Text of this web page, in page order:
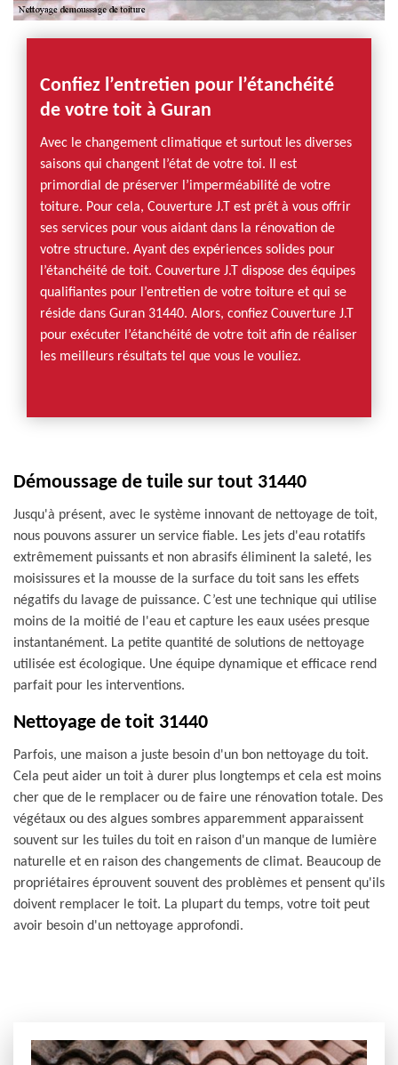
Confiez l’entretien pour l’étanchéité
de votre toit à Guran
Avec le changement climatique et surtout les diverses
saisons qui changent l’état de votre toi. Il est
primordial de préserver l’imperméabilité de votre
toiture. Pour cela, Couverture J.T est prêt à vous offrir
ses services pour vous aidant dans la rénovation de
votre structure. Ayant des expériences solides pour
l’étanchéité de toit. Couverture J.T dispose des équipes
qualifiantes pour l’entretien de votre toiture et qui se
réside dans Guran 31440. Alors, confiez Couverture J.T
pour exécuter l’étanchéité de votre toit afin de réaliser
les meilleurs résultats tel que vous le vouliez.
Démoussage de tuile sur tout 31440
Jusqu'à présent, avec le système innovant de nettoyage de toit,
nous pouvons assurer un service fiable. Les jets d'eau rotatifs
extrêmement puissants et non abrasifs éliminent la saleté, les
moisissures et la mousse de la surface du toit sans les effets
négatifs du lavage de puissance. C’est une technique qui utilise
moins de la moitié de l'eau et capture les eaux usées presque
instantanément. La petite quantité de solutions de nettoyage
utilisée est écologique. Une équipe dynamique et efficace rend
parfait pour les interventions.
Nettoyage de toit 31440
Parfois, une maison a juste besoin d'un bon nettoyage du toit.
Cela peut aider un toit à durer plus longtemps et cela est moins
cher que de le remplacer ou de faire une rénovation totale. Des
végétaux ou des algues sombres apparemment apparaissent
souvent sur les tuiles du toit en raison d'un manque de lumière
naturelle et en raison des changements de climat. Beaucoup de
propriétaires éprouvent souvent des problèmes et pensent qu'ils
doivent remplacer le toit. La plupart du temps, votre toit peut
avoir besoin d'un nettoyage approfondi.